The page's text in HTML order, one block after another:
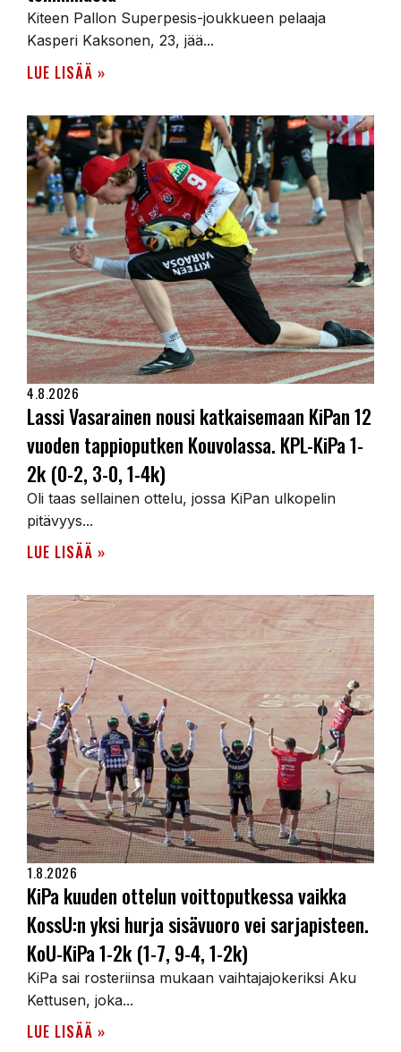
Kiteen Pallon Superpesis-joukkueen pelaaja
Kasperi Kaksonen, 23, jää...
LUE LISÄÄ »
4.8.2026
Lassi Vasarainen nousi katkaisemaan KiPan 12
vuoden tappioputken Kouvolassa. KPL-KiPa 1-
2k (0-2, 3-0, 1-4k)
Oli taas sellainen ottelu, jossa KiPan ulkopelin
pitävyys...
LUE LISÄÄ »
1.8.2026
KiPa kuuden ottelun voittoputkessa vaikka
KossU:n yksi hurja sisävuoro vei sarjapisteen.
KoU-KiPa 1-2k (1-7, 9-4, 1-2k)
KiPa sai rosteriinsa mukaan vaihtajajokeriksi Aku
Kettusen, joka...
LUE LISÄÄ »